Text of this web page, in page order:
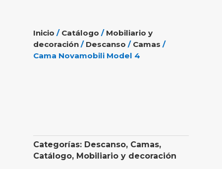
Inicio / Catálogo / Mobiliario y
decoración / Descanso / Camas /
Cama Novamobili Model 4
Categorías: Descanso, Camas,
Catálogo, Mobiliario y decoración